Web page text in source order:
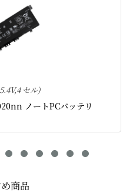
セル)
ノートPCバッテリ
商品